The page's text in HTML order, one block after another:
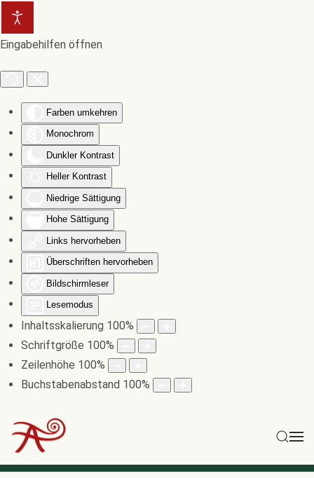
Eingabehilfen öffnen
Farben umkehren
Monochrom
Dunkler Kontrast
Heller Kontrast
Niedrige Sättigung
Hohe Sättigung
Links hervorheben
Überschriften hervorheben
Bildschirmleser
Lesemodus
Inhaltsskalierung 100%
Schriftgröße 100%
Zeilenhöhe 100%
Buchstabenabstand 100%
Zum Hauptinhalt springen